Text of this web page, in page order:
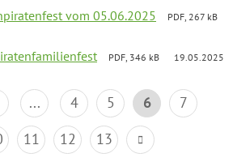
vom 05.06.2025
PDF, 267 kB
PDF, 346 kB 19.05.2025
... 4 5 6
7
11 12 13